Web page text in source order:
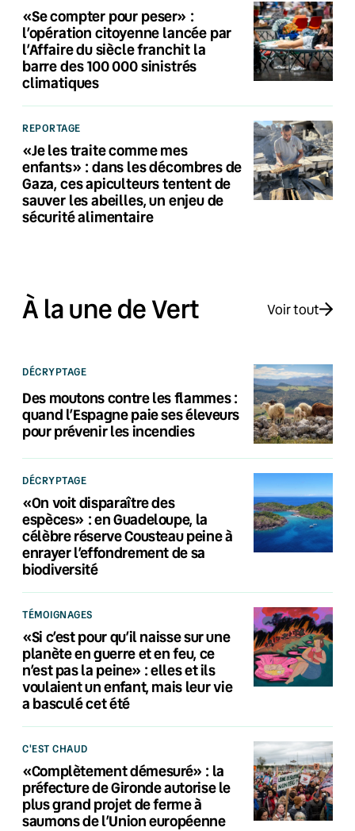
«Se compter pour peser» :
l’opération citoyenne lancée par
l’Affaire du siècle franchit la
barre des 100 000 sinistrés
climatiques
REPORTAGE
«Je les traite comme mes
enfants» : dans les décombres de
Gaza, ces apiculteurs tentent de
sauver les abeilles, un enjeu de
sécurité alimentaire
À la une de Vert Voir tout
DÉCRYPTAGE
Des moutons contre les flammes :
quand l’Espagne paie ses éleveurs
pour prévenir les incendies
DÉCRYPTAGE
«On voit disparaître des
espèces» : en Guadeloupe, la
célèbre réserve Cousteau peine à
enrayer l’effondrement de sa
biodiversité
TÉMOIGNAGES
«Si c’est pour qu’il naisse sur une
planète en guerre et en feu, ce
n’est pas la peine» : elles et ils
voulaient un enfant, mais leur vie
a basculé cet été
C'EST CHAUD
«Complètement démesuré» : la
préfecture de Gironde autorise le
plus grand projet de ferme à
saumons de l’Union européenne